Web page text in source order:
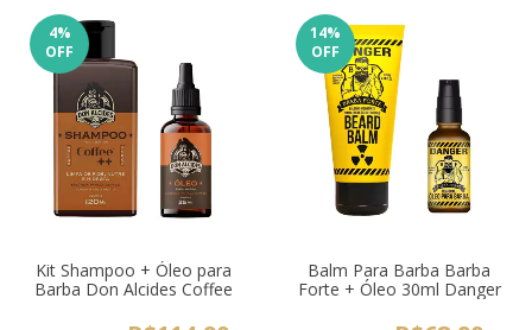
4%
OFF
Kit Shampoo + Óleo para
Barba Don Alcides Coffee
14%
OFF
Balm Para Barba Barba
Forte + Óleo 30ml Danger